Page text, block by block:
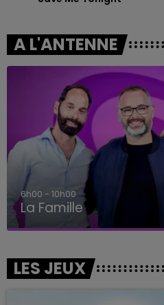
A L'ANTENNE
6h00 - 10h00
La Famille
LES JEUX